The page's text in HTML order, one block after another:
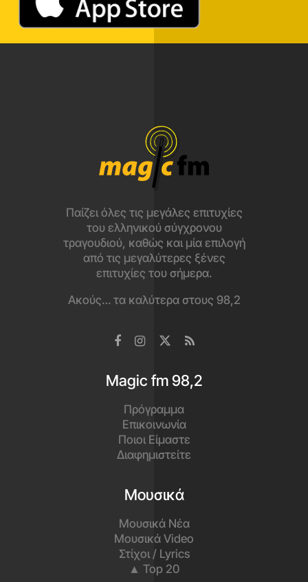
Παίζει όλες τις μεγάλες επιτυχίες
του ελληνικού σύγχρονου
τραγουδιού, καθώς και μία επιλογή
από τις μεγαλύτερες ξένες
επιτυχίες του σήμερα.
Ακούς… τα καλύτερα στους 98,2
Magic fm 98,2
Πρόγραμμα
Επικοινωνία
Ποιοι Είμαστε
Διαφημιστείτε
Μουσικά
Μουσικά Νέα
Μουσικά Video
Στίχοι / Lyrics
▲ Top 20